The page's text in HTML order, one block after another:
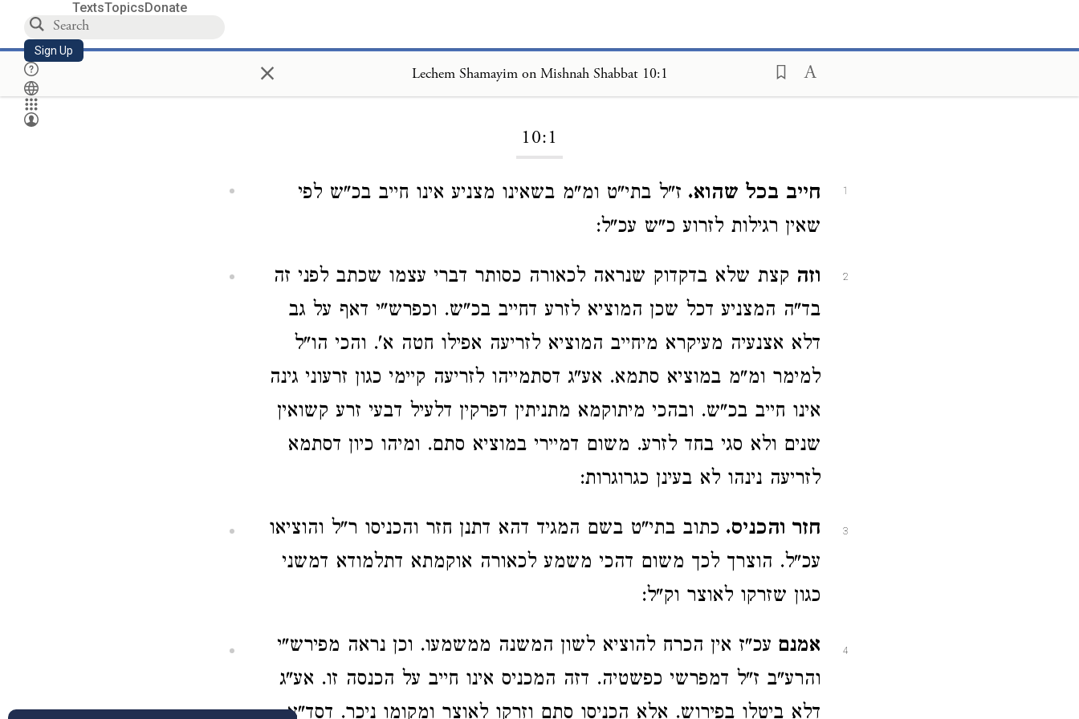
TextsTopicsDonate
Sign Up × Lechem Shamayim on Mishnah Shabbat 10:1
10:1
1 חייב בכל שהוא. ז"ל בתי"ט ומ"מ בשאינו מצניע אינו חייב בכ"ש לפי
שאין רגילות לזרוע כ"ש עכ"ל:
2 וזה קצת שלא בדקדוק שנראה לכאורה כסותר דברי עצמו שכתב לפני זה
בד"ה המצניע דכל שכן המוציא לזרע דחייב בכ"ש. וכפרש"י דאף על גב
דלא אצנעיה מעיקרא מיחייב המוציא לזריעה אפילו חטה א'. והכי הו"ל
למימר ומ"מ במוציא סתמא. אע"ג דסתמייהו לזריעה קיימי כגון זרעוני גינה
אינו חייב בכ"ש. ובהכי מיתוקמא מתניתין דפרקין דלעיל דבעי זרע קשואין
שנים ולא סגי בחד לזרע. משום דמיירי במוציא סתם. ומיהו כיון דסתמא
לזריעה נינהו לא בעינן כגרוגרות:
3 חזר והכניס. כתוב בתי"ט בשם המגיד דהא דתנן חזר והכניסו ר"ל והוציאו
עכ"ל. הוצרך לכך משום דהכי משמע לכאורה אוקמתא דתלמודא דמשני
כגון שזרקו לאוצר וק"ל:
4 אמנם עכ"ז אין הכרח להוציא לשון המשנה ממשמעו. וכן נראה מפירש"י
והרע"ב ז"ל דמפרשי כפשטיה. דזה המכניס אינו חייב על הכנסה זו. אע"ג